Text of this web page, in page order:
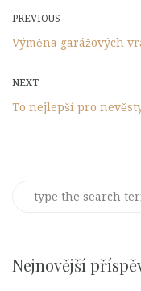
Post
Previous
Post
PREVIOUS
Výměna garážových
Next
Post
NEXT
To nejlepší pro
Search
Nejnovější